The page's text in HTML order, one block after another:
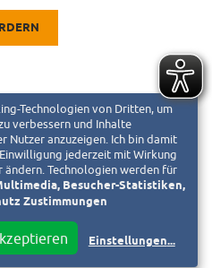
Technologien von Dritten, um
verbessern und Inhalte
Nutzer anzuzeigen. Ich bin damit
jederzeit mit Wirkung
Technologien werden für
Besucher-Statistiken,
Zustimmungen
Einstellungen...